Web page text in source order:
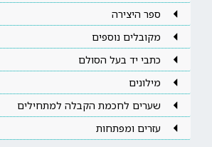
ספר היצירה
מקובלים נוספים
כתבי יד בעל הסולם
מילונים
שערים לחכמת הקבלה למתחילים
עזרים ומפתחות